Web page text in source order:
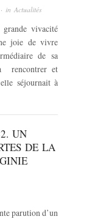
· inActualités
vivacité
joie de vivre
de sa
rencontrer et
séjournait à
UN
DE LA
parution d’un